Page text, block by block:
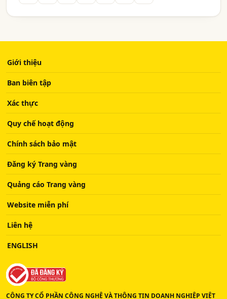
Giới thiệu
Ban biên tập
Xác thực
Quy chế hoạt động
Chính sách bảo mật
Đăng ký Trang vàng
Quảng cáo Trang vàng
Website miễn phí
Liên hệ
ENGLISH
CÔNG TY CỔ PHẦN CÔNG NGHỆ VÀ THÔNG TIN DOANH NGHIỆP VIỆT